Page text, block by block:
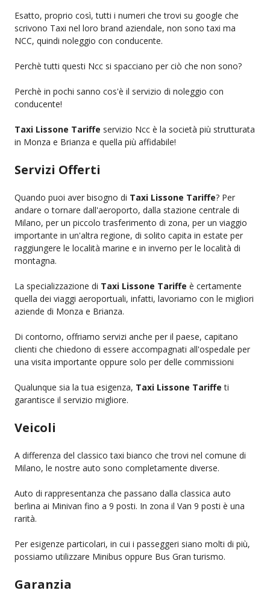
Esatto, proprio così, tutti i numeri che trovi su google che
scrivono Taxi nel loro brand aziendale, non sono taxi ma
NCC, quindi noleggio con conducente.
Perchè tutti questi Ncc si spacciano per ciò che non sono?
Perchè in pochi sanno cos'è il servizio di noleggio con
conducente!
Taxi Lissone Tariffe servizio Ncc è la società più strutturata
in Monza e Brianza e quella più affidabile!
Servizi Offerti
Quando puoi aver bisogno di Taxi Lissone Tariffe? Per
andare o tornare dall'aeroporto, dalla stazione centrale di
Milano, per un piccolo trasferimento di zona, per un viaggio
importante in un'altra regione, di solito capita in estate per
raggiungere le località marine e in inverno per le località di
montagna.
La specializzazione di Taxi Lissone Tariffe è certamente
quella dei viaggi aeroportuali, infatti, lavoriamo con le migliori
aziende di Monza e Brianza.
Di contorno, offriamo servizi anche per il paese, capitano
clienti che chiedono di essere accompagnati all'ospedale per
una visita importante oppure solo per delle commissioni
Qualunque sia la tua esigenza, Taxi Lissone Tariffe ti
garantisce il servizio migliore.
Veicoli
A differenza del classico taxi bianco che trovi nel comune di
Milano, le nostre auto sono completamente diverse.
Auto di rappresentanza che passano dalla classica auto
berlina ai Minivan fino a 9 posti. In zona il Van 9 posti è una
rarità.
Per esigenze particolari, in cui i passeggeri siano molti di più,
possiamo utilizzare Minibus oppure Bus Gran turismo.
Garanzia